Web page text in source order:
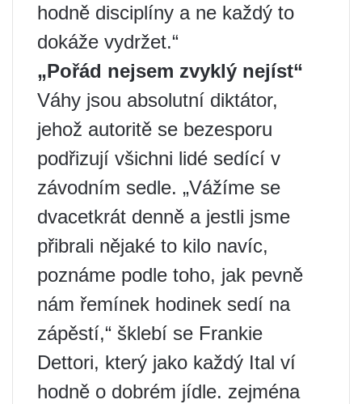
hodně disciplíny a ne každý to
dokáže vydržet.“
„Pořád nejsem zvyklý nejíst“
Váhy jsou absolutní diktátor,
jehož autoritě se bezesporu
podřizují všichni lidé sedící v
závodním sedle. „Vážíme se
dvacetkrát denně a jestli jsme
přibrali nějaké to kilo navíc,
poznáme podle toho, jak pevně
nám řemínek hodinek sedí na
zápěstí,“ šklebí se Frankie
Dettori, který jako každý Ital ví
hodně o dobrém jídle. zejména